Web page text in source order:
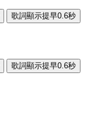
歌詞顯示提早0.6秒
歌詞顯示提早0.6秒